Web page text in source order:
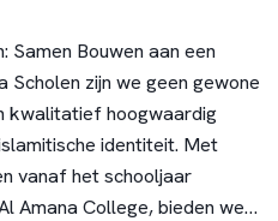
Samen Bouwen aan een
Scholen zijn we geen gewone
kwalitatief hoogwaardig
identiteit. Met
vanaf het schooljaar
Amana College, bieden we